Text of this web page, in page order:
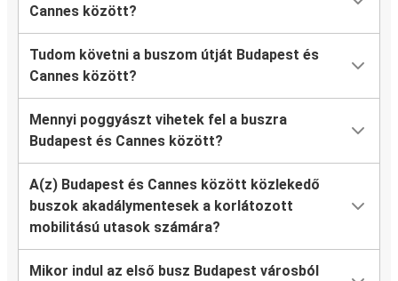
Cannes között?
Tudom követni a buszom útját Budapest és
Cannes között?
Mennyi poggyászt vihetek fel a buszra
Budapest és Cannes között?
A(z) Budapest és Cannes között közlekedő
buszok akadálymentesek a korlátozott
mobilitású utasok számára?
Mikor indul az első busz Budapest városból